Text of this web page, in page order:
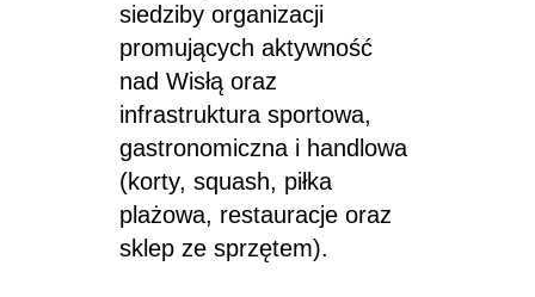
siedziby organizacji
promujących aktywność
nad Wisłą oraz
infrastruktura sportowa,
gastronomiczna i handlowa
(korty, squash, piłka
plażowa, restauracje oraz
sklep ze sprzętem).